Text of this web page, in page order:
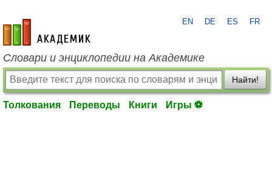
academic.ru
EN DE ES FR
Словари и энциклопедии на Академике
Найти!
Толкования Переводы Книги Игры ⚽